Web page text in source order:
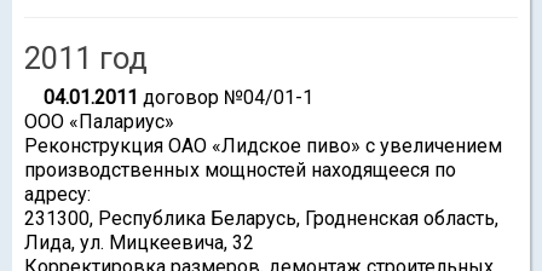
2011 год
04.01.2011 договор №04/01-1
ООО «Палариус»
Реконструкция ОАО «Лидское пиво» с увеличением
производственных мощностей находящееся по
адресу:
231300, Республика Беларусь, Гродненская область,
Лида, ул. Мицкеевича, 32